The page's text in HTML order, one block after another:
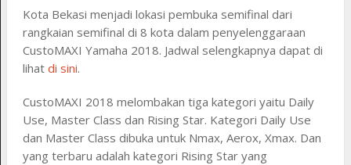
Kota Bekasi menjadi lokasi pembuka semifinal dari
rangkaian semifinal di 8 kota dalam penyelenggaraan
CustoMAXI Yamaha 2018. Jadwal selengkapnya dapat di
lihat di sini.
CustoMAXI 2018 melombakan tiga kategori yaitu Daily
Use, Master Class dan Rising Star. Kategori Daily Use
dan Master Class dibuka untuk Nmax, Aerox, Xmax. Dan
yang terbaru adalah kategori Rising Star yang